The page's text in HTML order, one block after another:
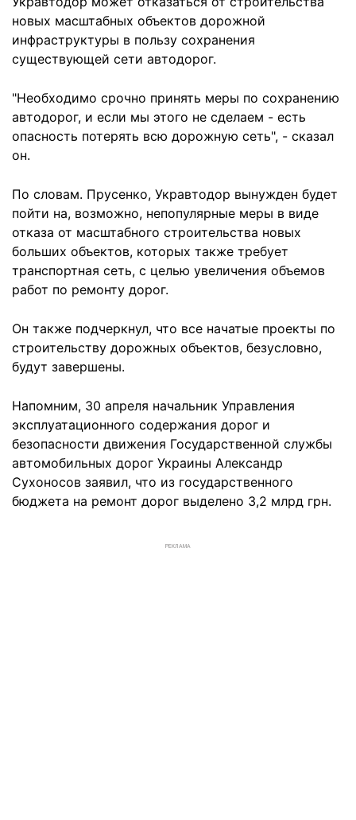
новых масштабных объектов дорожной
инфраструктуры в пользу сохранения
существующей сети автодорог.
"Необходимо срочно принять меры по сохранению
автодорог, и если мы этого не сделаем - есть
опасность потерять всю дорожную сеть", - сказал
он.
По словам. Прусенко, Укравтодор вынужден будет
пойти на, возможно, непопулярные меры в виде
отказа от масштабного строительства новых
больших объектов, которых также требует
транспортная сеть, с целью увеличения объемов
работ по ремонту дорог.
Он также подчеркнул, что все начатые проекты по
строительству дорожных объектов, безусловно,
будут завершены.
Напомним, 30 апреля начальник Управления
эксплуатационного содержания дорог и
безопасности движения Государственной службы
автомобильных дорог Украины Александр
Сухоносов заявил, что из государственного
бюджета на ремонт дорог выделено 3,2 млрд грн.
РЕКЛАМА